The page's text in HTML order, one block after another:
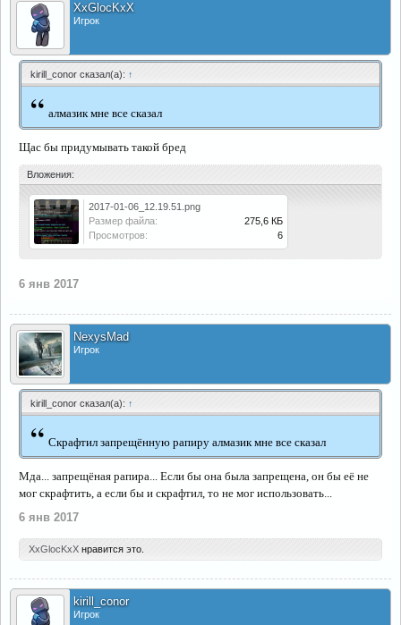
XxGlocKxX
Игрок
kirill_conor сказал(а): ↑
“ алмазик мне все сказал
Щас бы придумывать такой бред
Вложения:
2017-01-06_12.19.51.png
Размер файла:
275,6 КБ
Просмотров:
6
6 янв 2017
NexysMad
Игрок
kirill_conor сказал(а): ↑
“ Скрафтил запрещённую рапиру алмазик мне все сказал
Мда... запрещёная рапира... Если бы она была запрещена, он бы её не
мог скрафтить, а если бы и скрафтил, то не мог использовать...
6 янв 2017
XxGlocKxX нравится это.
kirill_conor
Игрок